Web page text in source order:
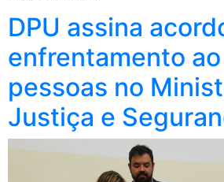
DPU assina
enfrentamento
pessoas no
Justiça e